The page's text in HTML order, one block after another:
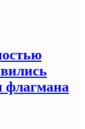
флагмана